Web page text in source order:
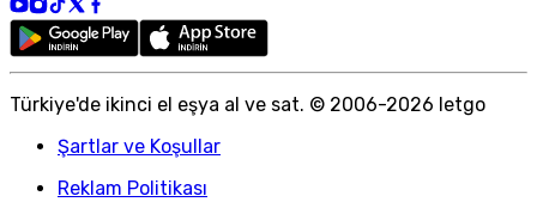
Türkiye'de ikinci el eşya al ve sat. © 2006-2026 letgo
Şartlar ve Koşullar
Reklam Politikası